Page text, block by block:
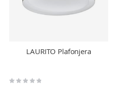
LAURITO Plafonjera
Rating: